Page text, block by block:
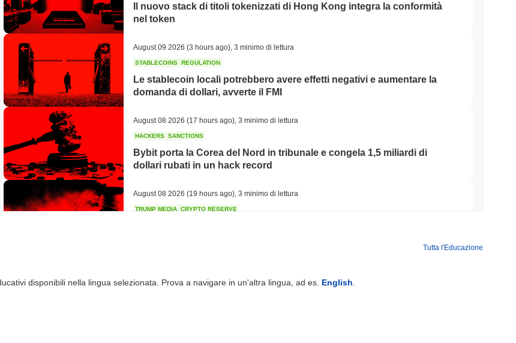
Il nuovo stack di titoli tokenizzati di Hong Kong integra la conformità
nel token
August 09 2026 (3 hours ago) 3 minimo di lettura
STABLECOINS REGULATION
Le stablecoin locali potrebbero avere effetti negativi e aumentare la
domanda di dollari, avverte il FMI
August 08 2026 (17 hours ago) 3 minimo di lettura
HACKERS SANCTIONS
Bybit porta la Corea del Nord in tribunale e congela 1,5 miliardi di
dollari rubati in un hack record
August 08 2026 (19 hours ago) 3 minimo di lettura
TRUMP MEDIA CRYPTO RESERVE
STABLECOINS REGULATION
Tutta l'Educazione
disponibili nella lingua selezionata. Prova a navigare in un'altra lingua, ad es. English